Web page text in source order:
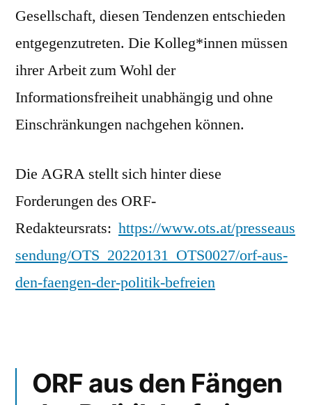
Gesellschaft, diesen Tendenzen entschieden
entgegenzutreten. Die Kolleg*innen müssen
ihrer Arbeit zum Wohl der
Informationsfreiheit unabhängig und ohne
Einschränkungen nachgehen können.
Die AGRA stellt sich hinter diese
Forderungen des ORF-
Redakteursrats: https://www.ots.at/presseaus
sendung/OTS_20220131_OTS0027/orf-aus-
den-faengen-der-politik-befreien
ORF aus den Fängen